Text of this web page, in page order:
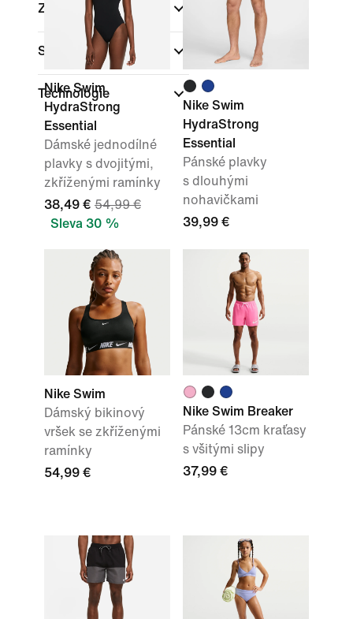
Značka
Střih
Technologie
Nike Swim
HydraStrong
Essential
Dámské jednodílné
plavky s dvojitými,
zkříženými ramínky
38,49 € 54,99 €
Sleva 30 %
Nike Swim
HydraStrong
Essential
Pánské plavky
s dlouhými
nohavičkami
39,99 €
Nike Swim
Dámský bikinový
vršek se zkříženými
ramínky
54,99 €
Nike Swim Breaker
Pánské 13cm kraťasy
s všitými slipy
37,99 €